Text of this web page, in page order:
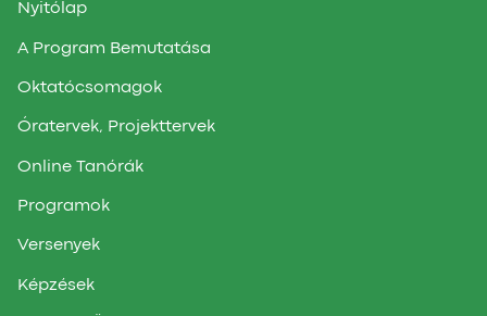
Nyitólap
A Program Bemutatása
Oktatócsomagok
Óratervek, Projekttervek
Online Tanórák
Programok
Versenyek
Képzések